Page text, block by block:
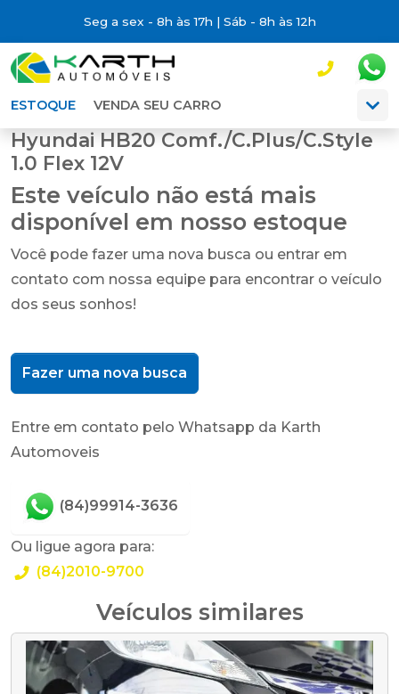
Seg a sex - 8h às 17h | Sáb - 8h às 12h
ESTOQUE VENDA SEU CARRO
Hyundai HB20 Comf./C.Plus/C.Style
1.0 Flex 12V
Este veículo não está mais
disponível em nosso estoque
Você pode fazer uma nova busca ou entrar em
contato com nossa equipe para encontrar o veículo
dos seus sonhos!
Fazer uma nova busca
Entre em contato pelo Whatsapp da Karth
Automoveis
(84)99914-3636
Ou ligue agora para:
(84)2010-9700
Veículos similares